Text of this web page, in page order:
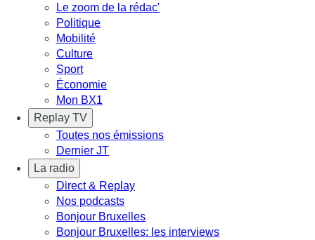
Le zoom de la rédac'
Politique
Mobilité
Culture
Sport
Économie
Mon BX1
Replay TV
Toutes nos émissions
Dernier JT
La radio
Direct & Replay
Nos podcasts
Bonjour Bruxelles
Bonjour Bruxelles: les interviews